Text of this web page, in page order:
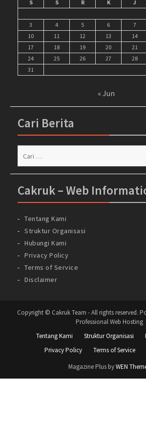
S S R K J
3
4 5 6 7
10
11 12 13 14
17
18 19 20 21
24
25 26 27 28
31
« Jun
Cari Berita
Cakruk – Web
Tentang Kami
Struktur Organisasi
Hubungi Kami
Privacy Policy
Terms of Service
Disclaimer
Copyright © Cakruk Team - All rights reserved.
Professional Web Hosting
Tentang Kami
Struktur Organisasi
Privacy Policy
Terms of Service
Magazine Plus byWEN